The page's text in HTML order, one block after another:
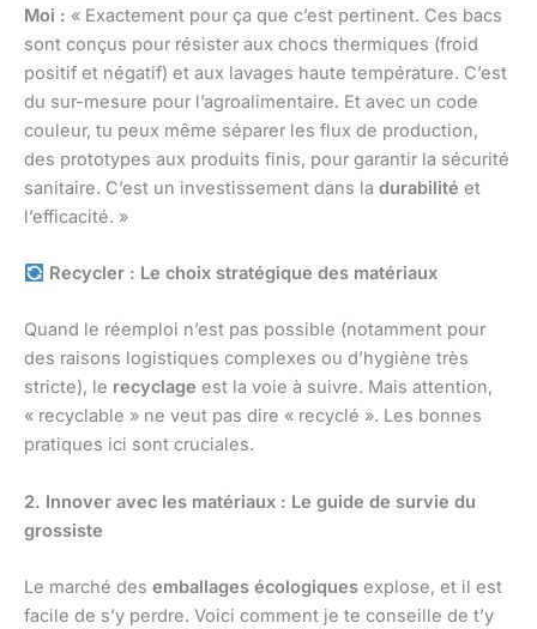
Moi : « Exactement pour ça que c’est pertinent. Ces bacs
sont conçus pour résister aux chocs thermiques (froid
positif et négatif) et aux lavages haute température. C’est
du sur-mesure pour l’agroalimentaire. Et avec un code
couleur, tu peux même séparer les flux de production,
des prototypes aux produits finis, pour garantir la sécurité
sanitaire. C’est un investissement dans la durabilité et
l’efficacité. »
Recycler : Le choix stratégique des matériaux
Quand le réemploi n’est pas possible (notamment pour
des raisons logistiques complexes ou d’hygiène très
stricte), le recyclage est la voie à suivre. Mais attention,
« recyclable » ne veut pas dire « recyclé ». Les bonnes
pratiques ici sont cruciales.
2. Innover avec les matériaux : Le guide de survie du
grossiste
Le marché des emballages écologiques explose, et il est
facile de s’y perdre. Voici comment je te conseille de t’y